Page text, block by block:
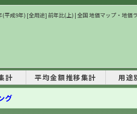
平成9年) [全用途] 前年比(上) | 全国 地価マップ・地価
計 平均金額推移集計 用途
グ